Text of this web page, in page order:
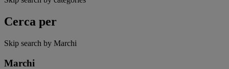
Cerca per
Skip search by Marchi
Marchi